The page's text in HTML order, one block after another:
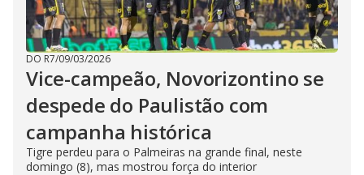
DO R7/09/03/2026
Vice-campeão, Novorizontino se
despede do Paulistão com
campanha histórica
Tigre perdeu para o Palmeiras na grande final, neste
domingo (8), mas mostrou força do interior